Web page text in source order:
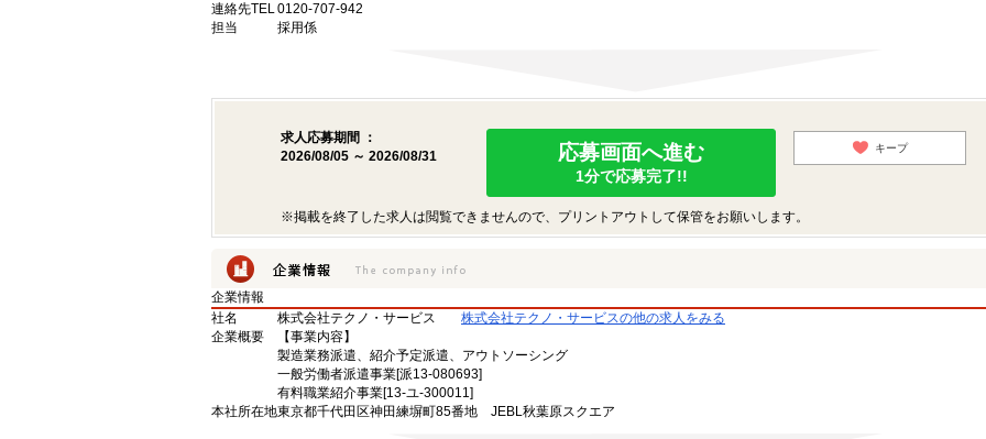
連絡先TEL0120-707-942
担当
採用係
求人応募期間 ：
2026/08/05 ～ 2026/08/31
応募画面へ進む
1分で応募完了!!
キープ
※掲載を終了した求人は閲覧できませんので、プリントアウトして保管をお願いします。
企業情報
社名
株式会社テクノ・サービス
株式会社テクノ・サービスの他の求人をみる
企業概要
【事業内容】
製造業務派遣、紹介予定派遣、アウトソーシング
一般労働者派遣事業[派13-080693]
有料職業紹介事業[13-ユ-300011]
本社所在地東京都千代田区神田練塀町85番地 JEBL秋葉原スクエア